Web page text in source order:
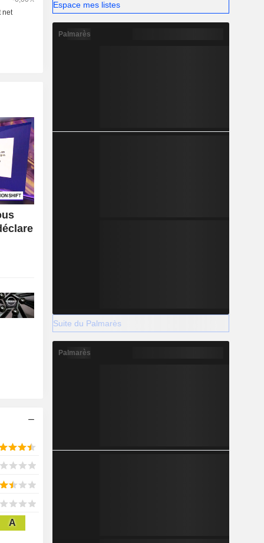
A
Espace mes listes
Palmarès
Suite du Palmarès
Palmarès